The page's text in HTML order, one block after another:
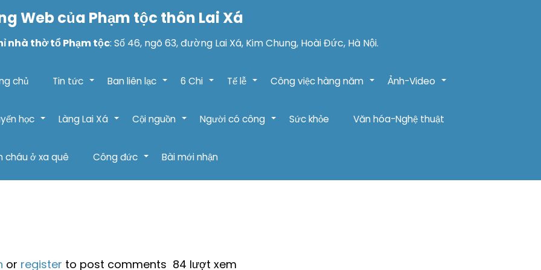
Web của Phạm tộc thôn Lai Xá
nhà thờ tổ Phạm tộc: Số 46, ngõ 63, đường Lai Xá, Kim Chung, Hoài Đức, Hà Nội.
chủ +
Tin tức +
Ban liên lạc +
6 Chi +
Tế lễ +
Công việc hàng năm +
Ảnh-Video
+
học +
Làng Lai Xá +
Cội nguồn +
Người có công Sức khỏe Văn hóa-Nghệ thuật
cháu ở xa quê +
Công đức Bài mới nhận
or register to post comments 84 lượt xem